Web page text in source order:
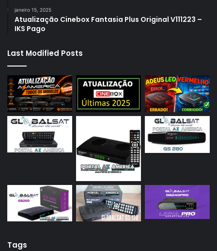
janeiro 15, 2025
Atualização Cinebox Fantasia Plus Original V111223 –
IKS Pago
Last Modified Posts
Tags